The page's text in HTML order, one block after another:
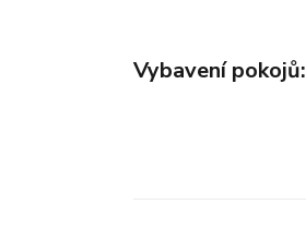
Vybavení pokojů: